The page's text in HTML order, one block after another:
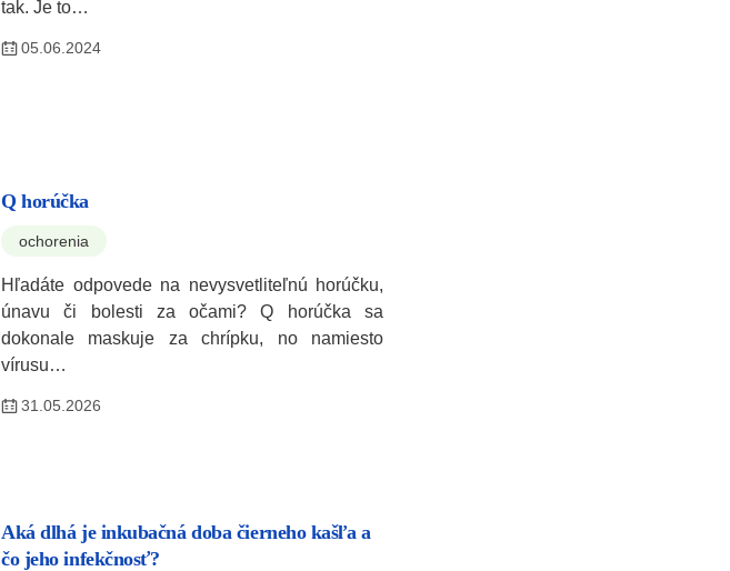
tak. Je to…
05.06.2024
Q horúčka
ochorenia
Hľadáte odpovede na nevysvetliteľnú horúčku,
únavu či bolesti za očami? Q horúčka sa
dokonale maskuje za chrípku, no namiesto
vírusu…
31.05.2026
Aká dlhá je inkubačná doba čierneho kašľa a
čo jeho infekčnosť?